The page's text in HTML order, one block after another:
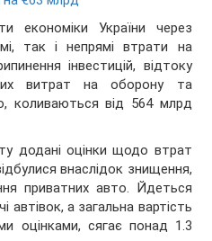
економіки України через
так і непрямі втрати на
інвестицій, відтоку
витрат на оборону та
коливаються від 564 млрд
додані оцінки щодо втрат
внаслідок знищення,
приватних авто. Йдеться
а загальна вартість
оцінками, сягає понад 1.3